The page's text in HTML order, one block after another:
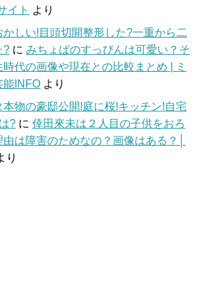
イト より
しい!目頭切開整形した?一重から二
? に みちょぱのすっぴんは可愛い？そ
代の画像や現在との比較まとめ | ミ
能INFO より
物の豪邸公開!庭に桜!キッチン!自宅
? に 倖田來未は２人目の子供をおろ
は障害のためなの？画像はある？│
り